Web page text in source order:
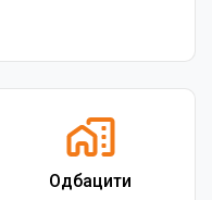
Одбацити